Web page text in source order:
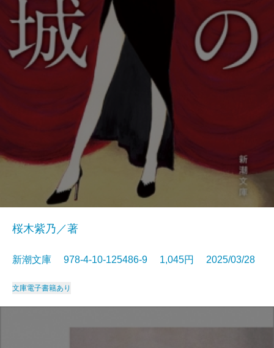
桜木紫乃／著
新潮文庫 978-4-10-125486-9 1,045円 2025/03/28
文庫電子書籍あり